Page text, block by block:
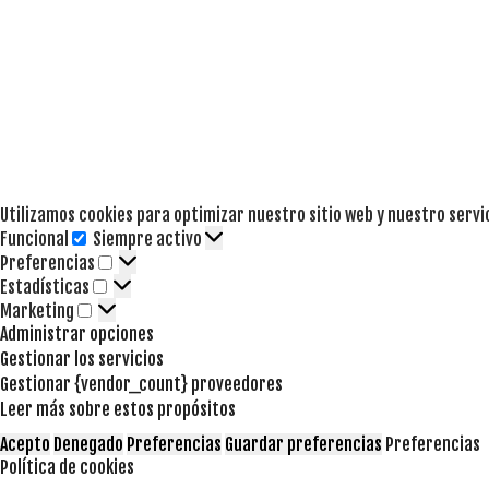
Utilizamos cookies para optimizar nuestro sitio web y nuestro
Funcional
Funcional
Siempre activo
Preferencias
Preferencias
Estadísticas Estadísticas
Marketing Marketing
Administrar opciones
Gestionar los servicios
Gestionar {vendor_count} proveedores
Leer más sobre estos propósitos
Acepto Denegado Preferencias Guardar preferencias Preferencias
Política de cookies